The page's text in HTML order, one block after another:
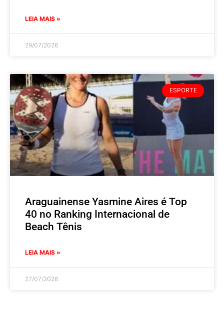
LEIA MAIS »
29/07/2026
ESPORTE
Araguainense Yasmine Aires é Top
40 no Ranking Internacional de
Beach Tênis
LEIA MAIS »
27/07/2026